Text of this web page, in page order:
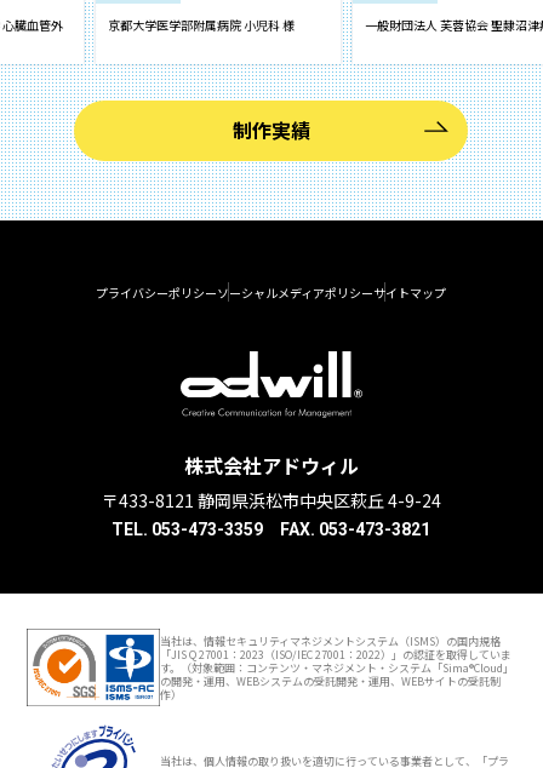
管外 京都大学医学部附属病院 小児科 様 一般財団法人 芙蓉協会 聖隷沼津病院 様
制作実績
プライバシーポリシーソーシャルメディアポリシーサイトマップ
株式会社アドウィル
〒433-8121 静岡県浜松市中央区萩丘 4-9-24
TEL. 053-473-3359 FAX. 053-473-3821
当社は、情報セキュリティマネジメントシステム（ISMS）の国内規格
「JIS Q 27001：2023（ISO/IEC 27001：2022）」の認証を取得していま
す。（対象範囲：コンテンツ・マネジメント・システム「Sima®Cloud」
の開発・運用、WEBシステムの受託開発・運用、WEBサイトの受託制
作）
当社は、個人情報の取り扱いを適切に行っている事業者として、「プラ